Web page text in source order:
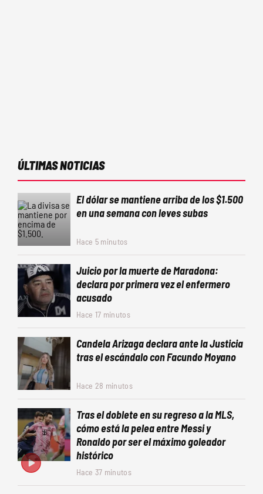
ÚLTIMAS NOTICIAS
El dólar se mantiene arriba de los $1.500
en una semana con leves subas
Hace 5 minutos
Juicio por la muerte de Maradona:
declara por primera vez el enfermero
acusado
Hace 17 minutos
Candela Arizaga declara ante la Justicia
tras el escándalo con Facundo Moyano
Hace 28 minutos
Tras el doblete en su regreso a la MLS,
cómo está la pelea entre Messi y
Ronaldo por ser el máximo goleador
histórico
Hace 37 minutos